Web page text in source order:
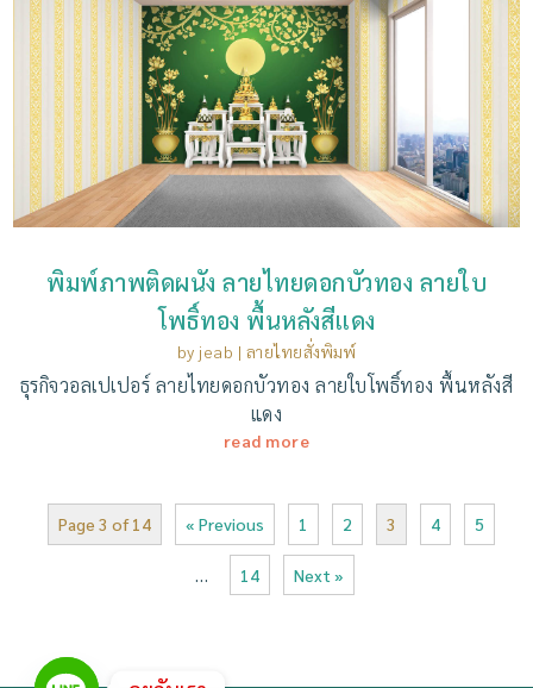
พิมพ์ภาพติดผนัง ลายไทยดอกบัวทอง ลายใบ
โพธิ์ทอง พื้นหลังสีแดง
by jeab | ลายไทยสั่งพิมพ์
ธุรกิจวอลเปเปอร์ ลายไทยดอกบัวทอง ลายใบโพธิ์ทอง พื้นหลังสี
แดง
read more
Page 3 of 14 « Previous 1 2 3 4 5
… 14 Next »